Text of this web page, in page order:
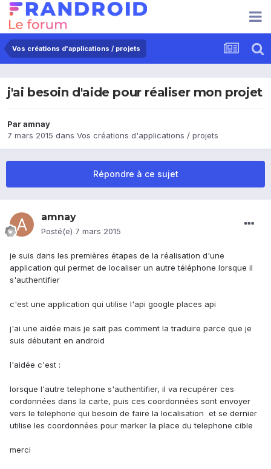
Vos créations d'applications / projets
j'ai besoin d'aide pour réaliser mon projet
Paramnay
7 mars 2015 dans Vos créations d'applications / projets
Répondre à ce sujet
amnay
Posté(e) 7 mars 2015
je suis dans les premières étapes de la réalisation d'une
application qui permet de localiser un autre téléphone lorsque il
s'authentifier
c'est une application qui utilise l'api google places api
j'ai une aidée mais je sait pas comment la traduire parce que je
suis débutant en android
l'aidée c'est :
lorsque l'autre telephone s'authentifier, il va recupérer ces
cordonnées dans la carte, puis ces coordonnées sont envoyer
vers le telephone qui besoin de faire la localisation et se dernier
utilise les coordonnées pour marker la place du telephone cible
merci